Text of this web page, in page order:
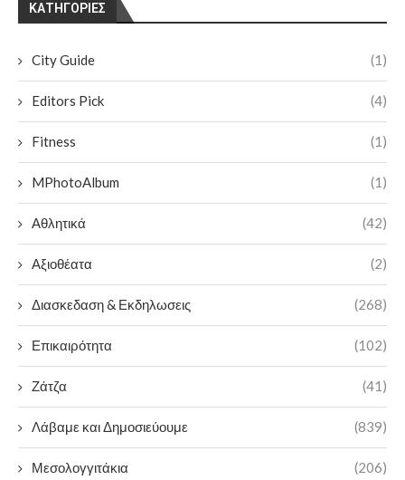
KΑΤΗΓΟΡΊΕΣ
City Guide (1)
Editors Pick (4)
Fitness (1)
MPhotoAlbum (1)
Αθλητικά (42)
Αξιοθέατα (2)
Διασκεδαση & Εκδηλωσεις (268)
Επικαιρότητα (102)
Ζάτζα (41)
Λάβαμε και Δημοσιεύουμε (839)
Μεσολογγιτάκια (206)